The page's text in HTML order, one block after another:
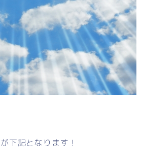
が下記となります！